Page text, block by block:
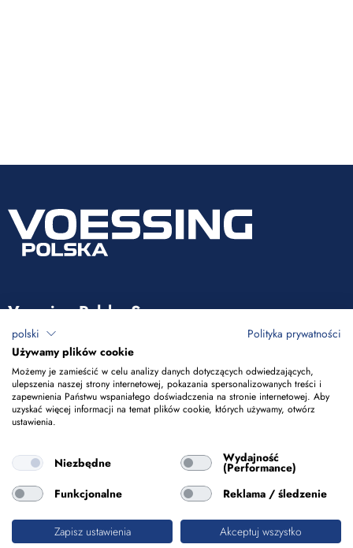
Voessing Polska Sp. z o.o.
ul. Tadeusza Kościuszki 53
85-079 Bydgoszcz
+48 52 365 50 10
info@voessing.pl
Impressum Ochrona danych
polski
Polityka prywatności
Używamy plików cookie
Możemy je zamieścić w celu analizy danych dotyczących odwiedzających,
ulepszenia naszej strony internetowej, pokazania spersonalizowanych treści i
zapewnienia Państwu wspaniałego doświadczenia na stronie internetowej. Aby
uzyskać więcej informacji na temat plików cookie, których używamy, otwórz
ustawienia.
Niezbędne Wydajność
(Performance)
Funkcjonalne
Reklama / śledzenie
Zapisz ustawienia Akceptuj wszystko